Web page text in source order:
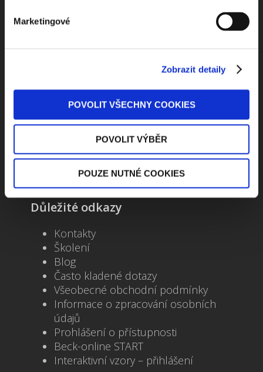
Marketingové
Zobrazit detaily
POVOLIT VŠECHNY COOKIES
POVOLIT VÝBĚR
POUZE NUTNÉ COOKIES
Jungmannova 34, 110 00 Praha
+420 733 661 882
beck-online@beck.cz
Důležité odkazy
Kontakty
Školení
Blog
Často kladené dotazy
Všeobecné obchodní podmínky
Informace o zpracování osobních
údajů
Prohlášení o přístupnosti
Beck-online START
Interaktivní vzory – přihlášení